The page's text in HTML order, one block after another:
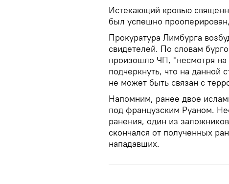
Истекающий кровью
был успешно
Прокуратура Лимбурга
свидетелей. По словам
произошло ЧП, "несмотря
подчеркнуть, что на данной
не может быть связан с
Напомним, ранее двое
под французским Руаном.
ранения, один из
скончался от полученных
нападавших.